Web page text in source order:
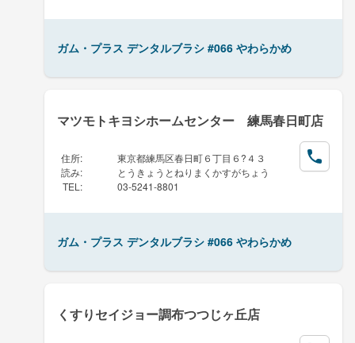
ガム・プラス デンタルブラシ #066 やわらかめ
マツモトキヨシホームセンター 練馬春日町店
住所:
東京都練馬区春日町６丁目６?４３
読み:
とうきょうとねりまくかすがちょう
TEL : 03-5241-8801
ガム・プラス デンタルブラシ #066 やわらかめ
くすりセイジョー調布つつじヶ丘店